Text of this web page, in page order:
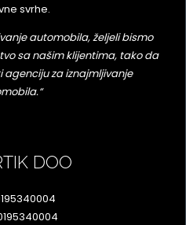
svrhe.
automobila, željeli bismo
sa našim klijentima, tako da
za iznajmljivanje
DOO